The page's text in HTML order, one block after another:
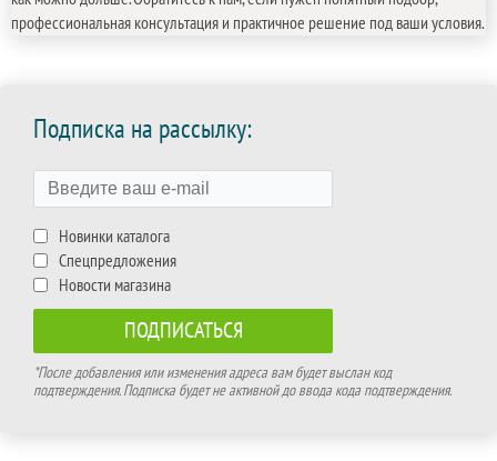
профессиональная консультация и практичное решение под ваши условия.
Подписка на рассылку:
Новинки каталога
Спецпредложения
Новости магазина
*После добавления или изменения адреса вам будет выслан код
подтверждения. Подписка будет не активной до ввода кода подтверждения.